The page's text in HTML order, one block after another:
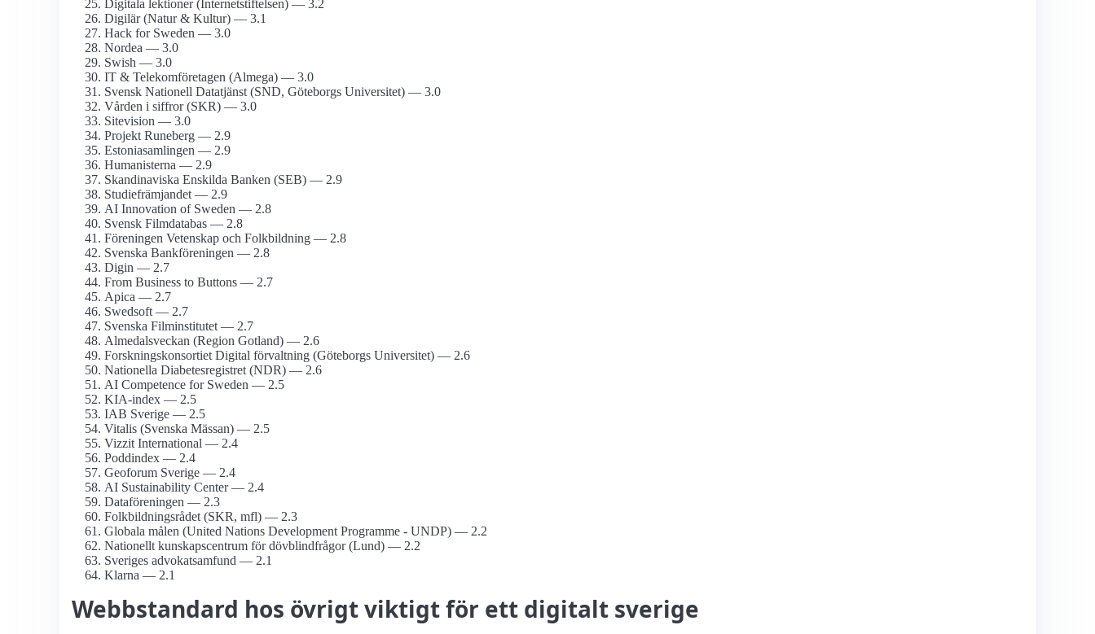
Digitala lektioner (Internetstiftelsen) — 3.2
Digilär (Natur & Kultur) — 3.1
Hack for Sweden — 3.0
Nordea — 3.0
Swish — 3.0
IT & Telekom­företagen (Almega) — 3.0
Svensk Nationell Datatjänst (SND, Göteborgs Universitet) — 3.0
Vården i siffror (SKR) — 3.0
Sitevision — 3.0
Projekt Runeberg — 2.9
Estonia­samlingen — 2.9
Humanisterna — 2.9
Skandinaviska Enskilda Banken (SEB) — 2.9
Studiefrämjandet — 2.9
AI Innovation of Sweden — 2.8
Svensk Film­databas — 2.8
Föreningen Vetenskap och Folkbildning — 2.8
Svenska Bankföreningen — 2.8
Digin — 2.7
From Business to Buttons — 2.7
Apica — 2.7
Swedsoft — 2.7
Svenska Film­institutet — 2.7
Almedalsveckan (Region Gotland) — 2.6
Forsknings­konsortiet Digital förvaltning (Göteborgs Universitet) — 2.6
Nationella Diabetes­registret (NDR) — 2.6
AI Competence for Sweden — 2.5
KIA-index — 2.5
IAB Sverige — 2.5
Vitalis (Svenska Mässan) — 2.5
Vizzit International — 2.4
Poddindex — 2.4
Geoforum Sverige — 2.4
AI Sustainability Center — 2.4
Dataföreningen — 2.3
Folkbildnings­rådet (SKR, mfl) — 2.3
Globala målen (United Nations Development Programme - UNDP) — 2.2
Nationellt kunskapsc­entrum för dövblind­frågor (Lund) — 2.2
Sveriges advokat­samfund — 2.1
Klarna — 2.1
Webbstandard hos övrigt viktigt för ett digitalt sverige